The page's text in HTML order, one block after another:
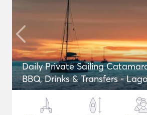
Daily Private Sailing
BBQ, Drinks & Transfers -